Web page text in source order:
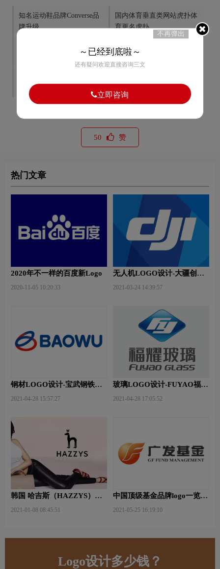
知名运动鞋品牌Converse品
牌升级
国内体育垂直类网站虎扑体
育更名虎扑
凯迪拉克推出豪华车预定服
务品牌BOOK
LOGO
50 赞
热门文章
2020年不一样的百度新Logo
2020-11-05 10:20:33
无人机LOGO设计-大疆创新
2021-03-24 14:39:57
钢材LOGO设计-宝武钢铁品
2021-04-28 15:57:27
玻璃LOGO设计-FUYAO福耀
2021-04-28 17:05:52
韩国 哈吉斯（HAZZYS）品
2021-01-08 08:45:51
中国顶级基金品牌logo一览：
2021-05-25 16:19:10
Logo设计多少钱？
不再弹出
～已经到底啦～
还有疑问欢迎直接咨询三文
立即咨询